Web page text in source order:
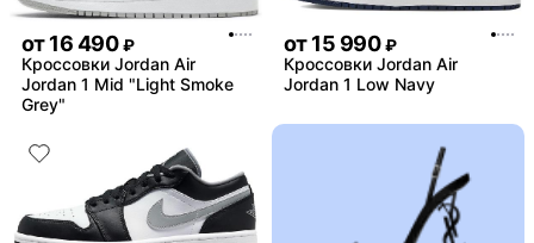
от16 490 ₽
Кроссовки Jordan Air
Jordan 1 Mid "Light Smoke
Grey"
от15 990 ₽
Кроссовки Jordan Air
Jordan 1 Low Navy